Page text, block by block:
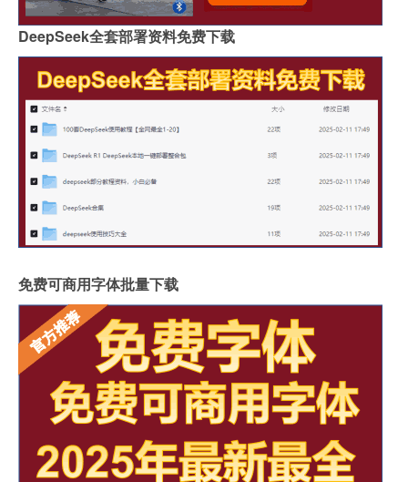
DeepSeek全套部署资料免费下载
免费可商用字体批量下载